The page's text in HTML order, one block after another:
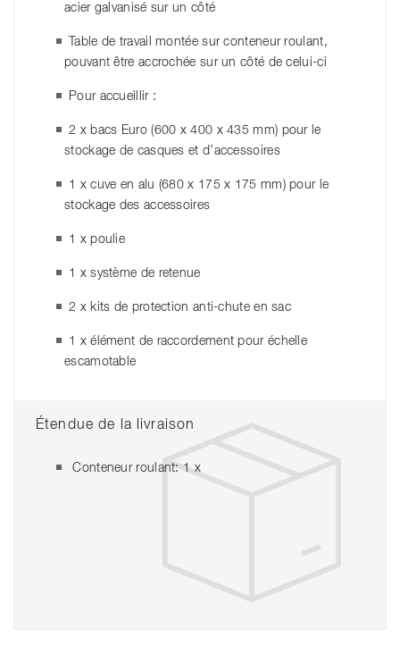
acier galvanisé sur un côté
Table de travail montée sur conteneur roulant,
pouvant être accrochée sur un côté de celui-ci
Pour accueillir :
2 x bacs Euro (600 x 400 x 435 mm) pour le
stockage de casques et d’accessoires
1 x cuve en alu (680 x 175 x 175 mm) pour le
stockage des accessoires
1 x poulie
1 x système de retenue
2 x kits de protection anti-chute en sac
1 x élément de raccordement pour échelle
escamotable
Étendue de la livraison
Conteneur roulant: 1 x